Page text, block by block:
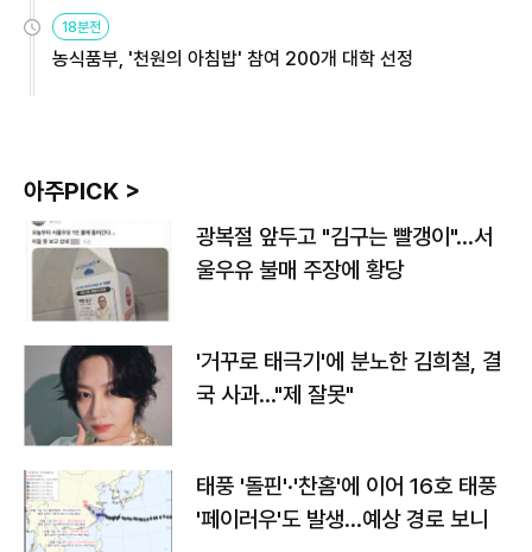
18분전
농식품부, '천원의 아침밥' 참여 200개 대학 선정
아주PICK >
광복절 앞두고 "김구는 빨갱이"…서
울우유 불매 주장에 황당
'거꾸로 태극기'에 분노한 김희철, 결
국 사과…"제 잘못"
태풍 '돌핀'·'찬홈'에 이어 16호 태풍
'페이러우'도 발생…예상 경로 보니